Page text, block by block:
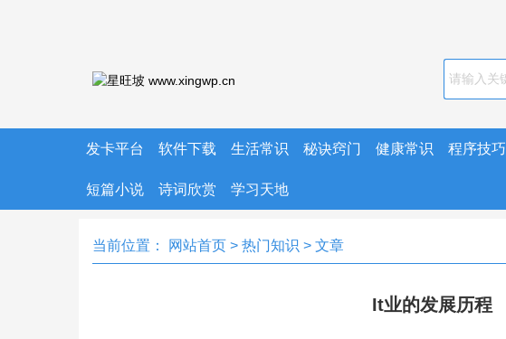
发卡平台 软件下载 生活常识 秘诀窍门 健康常识 程序技巧
短篇小说 诗词欣赏 学习天地
当前位置： 网站首页 > 热门知识 > 文章
It业的发展历程